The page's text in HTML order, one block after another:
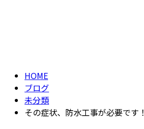
HOME
ブログ
未分類
その症状、防水工事が必要です！